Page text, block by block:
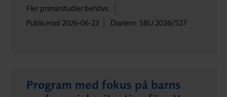
Fler primärstudier behövs.
Publicerad 2026-06-23
Diarienr. SBU 2026/527
Program med fokus på barns